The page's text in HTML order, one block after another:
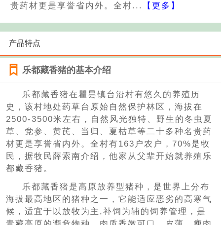
贵药材更是享誉省内外。全村...
【更多】
产品特点
乐都藏香猪的基本介绍
乐都藏香猪在瞿昙镇台沿村有悠久的养殖历
史，该村地处药草台原始自然保护林区，海拔在
2500-3500米左右，自然风光独特、野生的冬虫夏
草、党参、黄芪、当归、夏枯草等二十多种名贵药
材更是享誉省内外。全村有163户农户，70%是牧
民，据牧民薛索南介绍，他家从父辈开始就养殖乐
都藏香猪。
乐都藏香猪是高原放养型猪种，是世界上分布
海拔最高地区的猪种之一，它能适应恶劣的高寒气
候，适宜于以放牧为主,补饲为辅的饲养管理，是